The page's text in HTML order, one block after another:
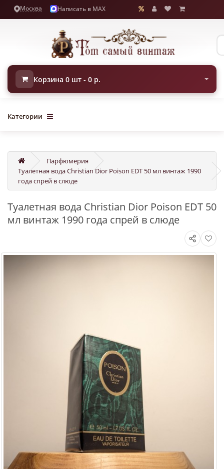
Москва Написать в MAX
Корзина 0 шт - 0 р.
Категории
Парфюмерия
Туалетная вода Christian Dior Poison EDT 50 мл винтаж 1990
года спрей в слюде
Туалетная вода Christian Dior Poison EDT 50
мл винтаж 1990 года спрей в слюде